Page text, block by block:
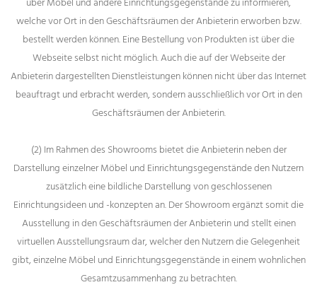
welche vor Ort in den Geschäftsräumen der Anbieterin erworben bzw.
bestellt werden können. Eine Bestellung von Produkten ist über die
Webseite selbst nicht möglich. Auch die auf der Webseite der
Anbieterin dargestellten Dienstleistungen können nicht über das Internet
beauftragt und erbracht werden, sondern ausschließlich vor Ort in den
Geschäftsräumen der Anbieterin.
(2) Im Rahmen des Showrooms bietet die Anbieterin neben der
Darstellung einzelner Möbel und Einrichtungsgegenstände den Nutzern
zusätzlich eine bildliche Darstellung von geschlossenen
Einrichtungsideen und -konzepten an. Der Showroom ergänzt somit die
Ausstellung in den Geschäftsräumen der Anbieterin und stellt einen
virtuellen Ausstellungsraum dar, welcher den Nutzern die Gelegenheit
gibt, einzelne Möbel und Einrichtungsgegenstände in einem wohnlichen
Gesamtzusammenhang zu betrachten.